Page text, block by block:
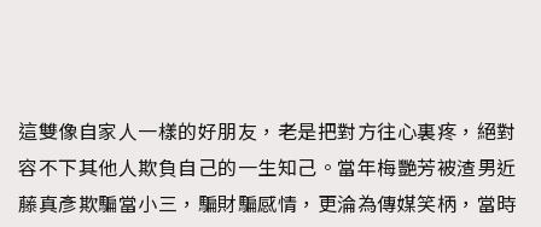
這雙像自家人一樣的好朋友，老是把對方往心裏疼，絕對
容不下其他人欺負自己的一生知己。當年梅艷芳被渣男近
藤真彥欺騙當小三，騙財騙感情，更淪為傳媒笑柄，當時